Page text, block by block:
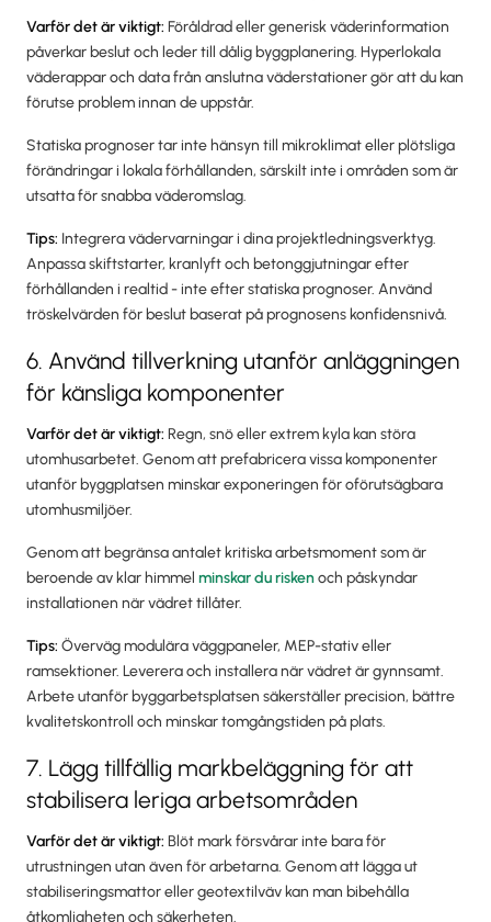
Varför det är viktigt: Föråldrad eller generisk väderinformation
påverkar beslut och leder till dålig byggplanering. Hyperlokala
väderappar och data från anslutna väderstationer gör att du kan
förutse problem innan de uppstår.
Statiska prognoser tar inte hänsyn till mikroklimat eller plötsliga
förändringar i lokala förhållanden, särskilt inte i områden som är
utsatta för snabba väderomslag.
Tips: Integrera vädervarningar i dina projektledningsverktyg.
Anpassa skiftstarter, kranlyft och betonggjutningar efter
förhållanden i realtid - inte efter statiska prognoser. Använd
tröskelvärden för beslut baserat på prognosens konfidensnivå.
6. Använd tillverkning utanför anläggningen
för känsliga komponenter
Varför det är viktigt: Regn, snö eller extrem kyla kan störa
utomhusarbetet. Genom att prefabricera vissa komponenter
utanför byggplatsen minskar exponeringen för oförutsägbara
utomhusmiljöer.
Genom att begränsa antalet kritiska arbetsmoment som är
beroende av klar himmel minskar du riskenoch påskyndar
installationen när vädret tillåter.
Tips: Överväg modulära väggpaneler, MEP-stativ eller
ramsektioner. Leverera och installera när vädret är gynnsamt.
Arbete utanför byggarbetsplatsen säkerställer precision, bättre
kvalitetskontroll och minskar tomgångstiden på plats.
7. Lägg tillfällig markbeläggning för att
stabilisera leriga arbetsområden
Varför det är viktigt: Blöt mark försvårar inte bara för
utrustningen utan även för arbetarna. Genom att lägga ut
stabiliseringsmattor eller geotextilväv kan man bibehålla
åtkomligheten och säkerheten.